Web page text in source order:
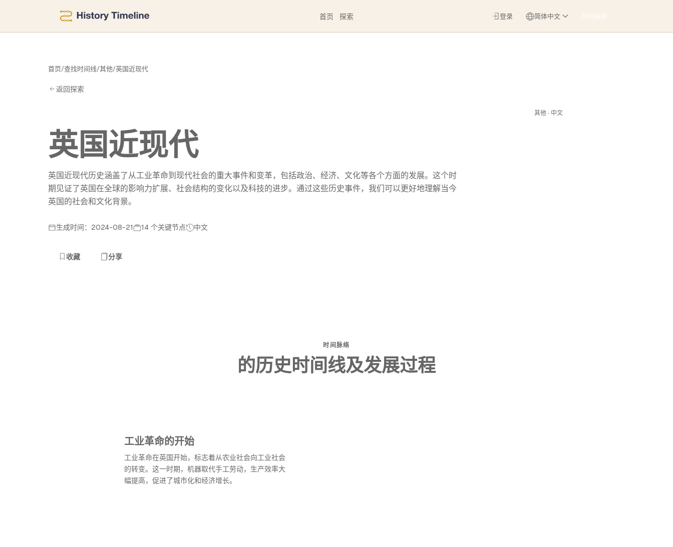
首页 探索 开始探索
登录 简体中文
首页/查找时间线/其他/英国近现代
返回探索
其他 · 中文
英国近现代
英国近现代历史涵盖了从工业革命到现代社会的重大事件和变革，包括政治、经济、文化等各个方面的发展。这个时
期见证了英国在全球的影响力扩展、社会结构的变化以及科技的进步。通过这些历史事件，我们可以更好地理解当今
英国的社会和文化背景。
生成时间：2024-08-21 14 个关键节点 中文
收藏 分享
时间脉络
的历史时间线及发展过程
工业革命的开始
工业革命在英国开始，标志着从农业社会向工业社会
的转变。这一时期，机器取代手工劳动，生产效率大
幅提高，促进了城市化和经济增长。